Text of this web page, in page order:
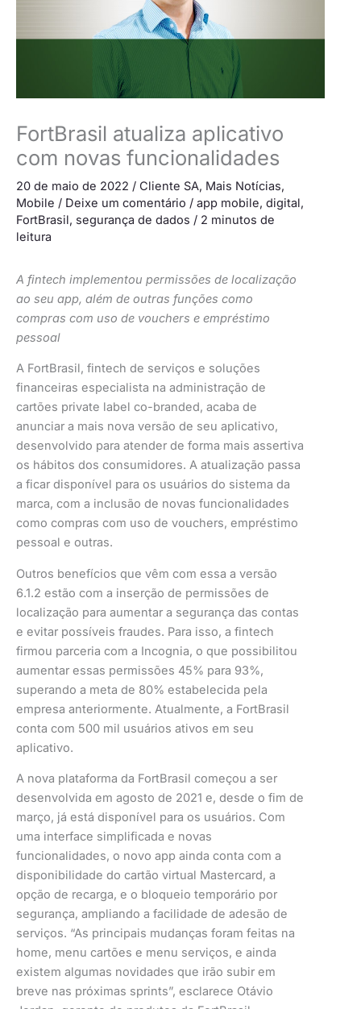
FortBrasil atualiza aplicativo
com novas funcionalidades
20 de maio de 2022 / Cliente SA, Mais Notícias,
Mobile / Deixe um comentário / app mobile, digital,
FortBrasil, segurança de dados / 2 minutos de
leitura
A fintech implementou permissões de localização
ao seu app, além de outras funções como
compras com uso de vouchers e empréstimo
pessoal
A FortBrasil, fintech de serviços e soluções
financeiras especialista na administração de
cartões private label co-branded, acaba de
anunciar a mais nova versão de seu aplicativo,
desenvolvido para atender de forma mais assertiva
os hábitos dos consumidores. A atualização passa
a ficar disponível para os usuários do sistema da
marca, com a inclusão de novas funcionalidades
como compras com uso de vouchers, empréstimo
pessoal e outras.
Outros benefícios que vêm com essa a versão
6.1.2 estão com a inserção de permissões de
localização para aumentar a segurança das contas
e evitar possíveis fraudes. Para isso, a fintech
firmou parceria com a Incognia, o que possibilitou
aumentar essas permissões 45% para 93%,
superando a meta de 80% estabelecida pela
empresa anteriormente. Atualmente, a FortBrasil
conta com 500 mil usuários ativos em seu
aplicativo.
A nova plataforma da FortBrasil começou a ser
desenvolvida em agosto de 2021 e, desde o fim de
março, já está disponível para os usuários. Com
uma interface simplificada e novas
funcionalidades, o novo app ainda conta com a
disponibilidade do cartão virtual Mastercard, a
opção de recarga, e o bloqueio temporário por
segurança, ampliando a facilidade de adesão de
serviços. “As principais mudanças foram feitas na
home, menu cartões e menu serviços, e ainda
existem algumas novidades que irão subir em
breve nas próximas sprints”, esclarece Otávio